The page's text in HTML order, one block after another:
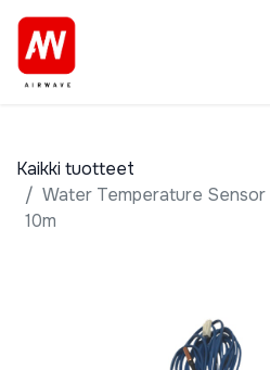
Kaikki tuotteet
Water Temperature
10m